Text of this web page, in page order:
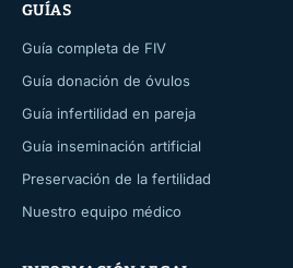
GUÍAS
Guía completa de FIV
Guía donación de óvulos
Guía infertilidad en pareja
Guía inseminación artificial
Preservación de la fertilidad
Nuestro equipo médico